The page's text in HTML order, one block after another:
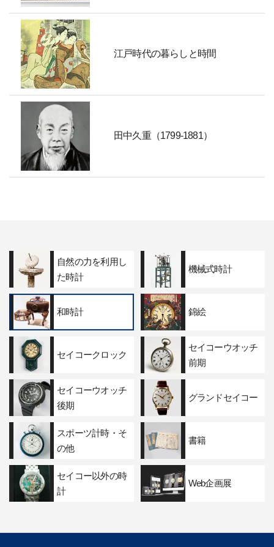
江戸時代の暮らしと時間
田中久重（1799-1881）
自然の力を利用し
た時計
機械式時計
和時計 錦絵
セイコークロック
セイコーウオッチ
前期
セイコーウオッチ
後期
グランドセイコー
スポーツ計時・そ
の他
書籍
セイコー以外の時
計
Web企画展